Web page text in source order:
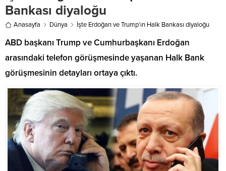
Bankası diyaloğu
Anasayfa Dünya İşte Erdoğan ve Trump’ın Halk Bankası diyaloğu
ABD başkanı Trump ve Cumhurbaşkanı Erdoğan
arasındaki telefon görüşmesinde yaşanan Halk Bank
görüşmesinin detayları ortaya çıktı.